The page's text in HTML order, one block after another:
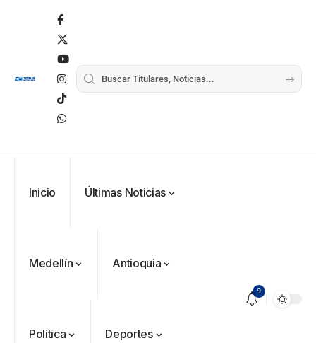
Inicio Últimas Noticias
Medellín Antioquia
Política Deportes
9